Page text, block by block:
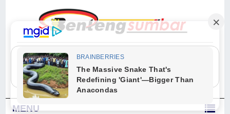
"Sesungguhnya Allah dan para malaikat-Nya berselawat untuk Nabi.
Wahai orang-orang yang beriman, berselawatlah kamu untuk Nabi dan
ucapkanlah salam dengan penuh penghormatan kepadanya." (Qs. Al
Ahzab Ayat 56)
MENU